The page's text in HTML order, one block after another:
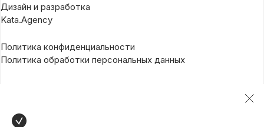
Дизайн и разработка
Kata.Agency
Политика конфиденциальности
Политика обработки персональных данных